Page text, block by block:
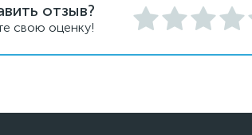
отзыв?
свою оценку!